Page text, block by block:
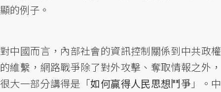
顯的例子。
對中國而言，內部社會的資訊控制關係到中共政權
的維繫，網路戰爭除了對外攻擊、奪取情報之外，
很大一部分講得是「如何贏得人民思想鬥爭 」。中